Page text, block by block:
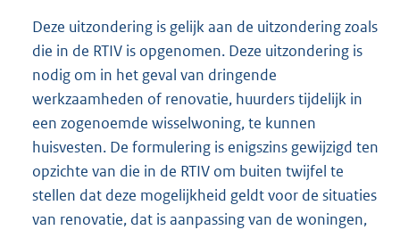
Deze uitzondering is gelijk aan de uitzondering zoals
die in de RTIV is opgenomen. Deze uitzondering is
nodig om in het geval van dringende
werkzaamheden of renovatie, huurders tijdelijk in
een zogenoemde wisselwoning, te kunnen
huisvesten. De formulering is enigszins gewijzigd ten
opzichte van die in de RTIV om buiten twijfel te
stellen dat deze mogelijkheid geldt voor de situaties
van renovatie, dat is aanpassing van de woningen,